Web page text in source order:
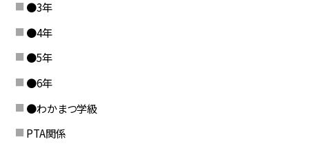
●3年
●4年
●5年
●6年
●わかまつ学級
PTA関係